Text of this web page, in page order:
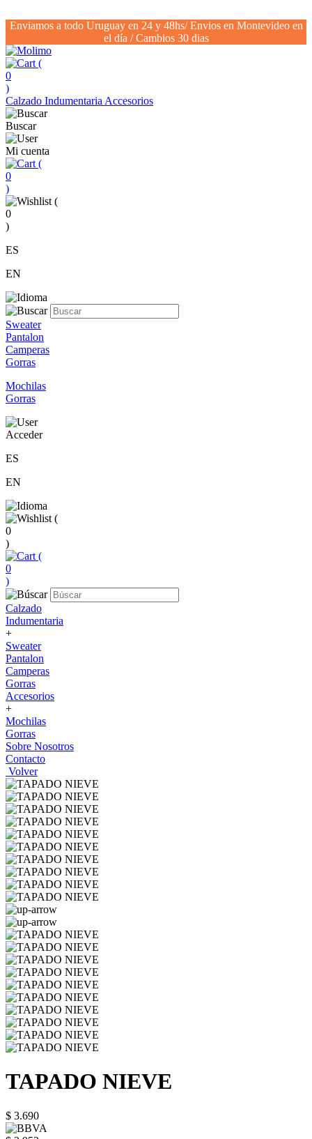
Enviamos a todo Uruguay en 24 y 48hs/ Envios en Montevideo en
el día / Cambios 30 dias
(
0
)
Calzado Indumentaria Accesorios
Buscar
Mi cuenta
(
0
)
(
0
)
ES
EN
Sweater
Pantalon
Camperas
Gorras
Mochilas
Gorras
Acceder
ES
EN
(
0
)
(
0
)
Calzado
Indumentaria
+
Sweater
Pantalon
Camperas
Gorras
Accesorios
+
Mochilas
Gorras
Sobre Nosotros
Contacto
Volver
TAPADO NIEVE
$ 3.690